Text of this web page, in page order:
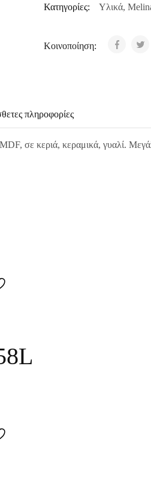
Κατηγορίες:
Υλικά,
Κοινοποίηση:
πληροφορίες
σε κεριά, κεραμικά, γυαλί.